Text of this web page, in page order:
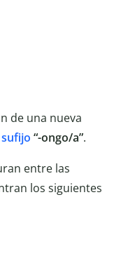
de una nueva
sufijo “-ongo/a”.
entre las
los siguientes